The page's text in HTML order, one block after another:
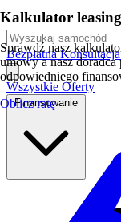
Bezpłatna
Wszystkie Oferty
Finansowanie
Kalkulator
Sprawdź nasz
umowy a nasz
odpowiedniego
Oblicz ratę